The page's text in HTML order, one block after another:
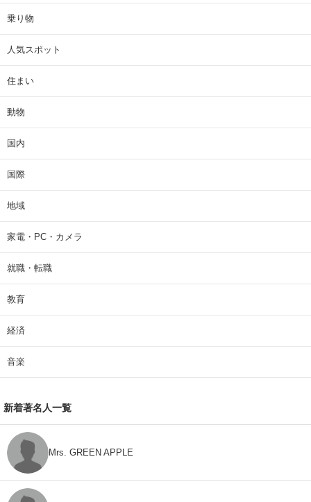
乗り物
人気スポット
住まい
動物
国内
国際
地域
家電・PC・カメラ
就職・転職
教育
経済
音楽
新着著名人一覧
Mrs. GREEN APPLE